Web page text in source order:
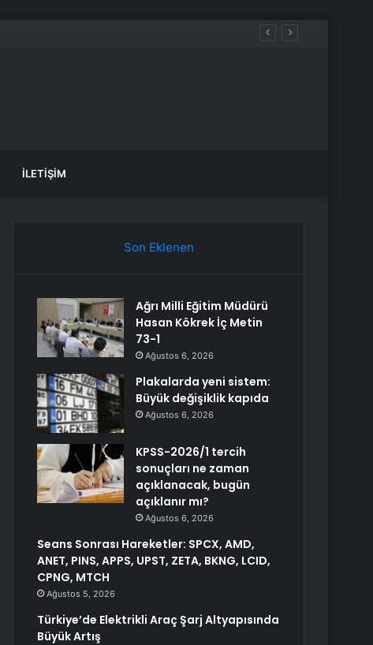
İLETIŞIM
Son Eklenen
Ağrı Milli Eğitim Müdürü
Hasan Kökrek İç Metin
73-1
Ağustos 6, 2026
Plakalarda yeni sistem:
Büyük değişiklik kapıda
Ağustos 6, 2026
KPSS-2026/1 tercih
sonuçları ne zaman
açıklanacak, bugün
açıklanır mı?
Ağustos 6, 2026
Seans Sonrası Hareketler: SPCX, AMD,
ANET, PINS, APPS, UPST, ZETA, BKNG, LCID,
CPNG, MTCH
Ağustos 5, 2026
Türkiye’de Elektrikli Araç Şarj Altyapısında
Büyük Artış